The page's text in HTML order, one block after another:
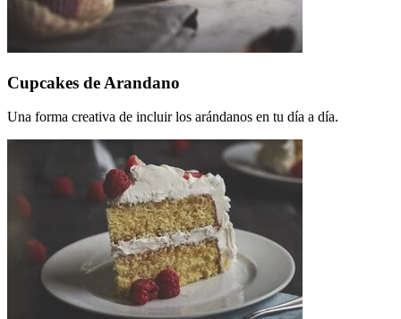
Cupcakes de Arandano
Una forma creativa de incluir los arándanos en tu día a día.